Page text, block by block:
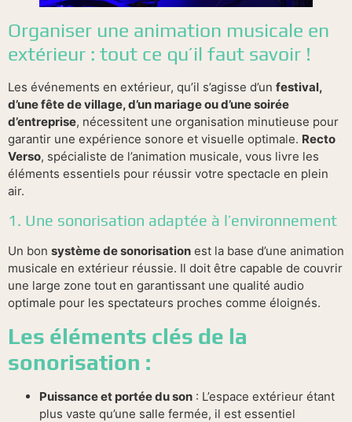
Organiser une animation musicale en
extérieur : tout ce qu’il faut savoir !
Les événements en extérieur, qu’il s’agisse d’un festival,
d’une fête de village, d’un mariage ou d’une soirée
d’entreprise, nécessitent une organisation minutieuse pour
garantir une expérience sonore et visuelle optimale. Recto
Verso, spécialiste de l’animation musicale, vous livre les
éléments essentiels pour réussir votre spectacle en plein
air.
1. Une sonorisation adaptée à l’environnement
Un bon système de sonorisation est la base d’une animation
musicale en extérieur réussie. Il doit être capable de couvrir
une large zone tout en garantissant une qualité audio
optimale pour les spectateurs proches comme éloignés.
Les éléments clés de la
sonorisation :
Puissance et portée du son : L’espace extérieur étant
plus vaste qu’une salle fermée, il est essentiel